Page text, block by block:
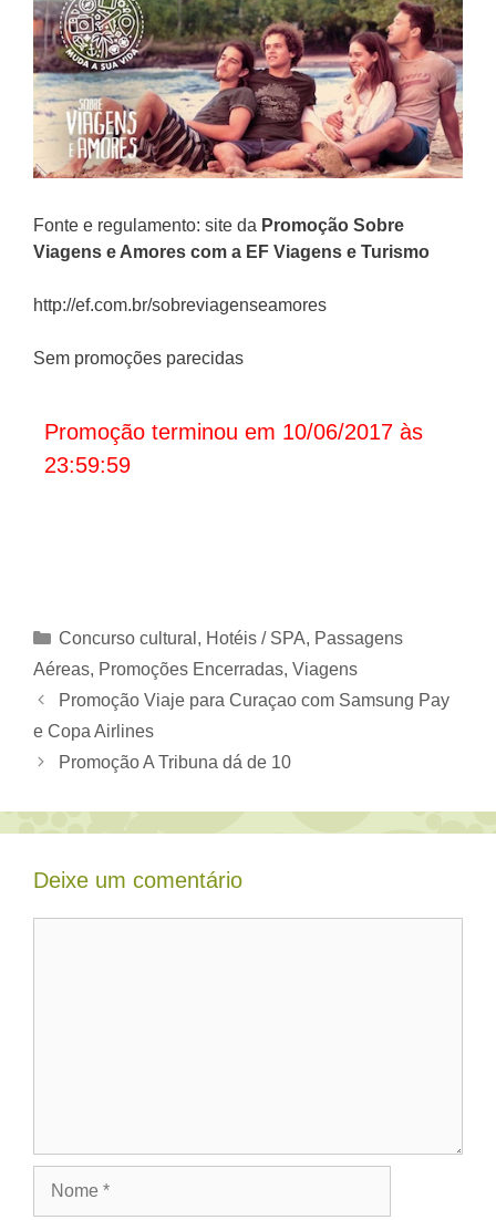
Fonte e regulamento: site da Promoção Sobre
Viagens e Amores com a EF Viagens e Turismo
http://ef.com.br/sobreviagenseamores
Sem promoções parecidas
Promoção terminou em 10/06/2017 às
23:59:59
Categorias
Concurso cultural , Hotéis / SPA, Passagens
Aéreas, Promoções Encerradas, Viagens
Promoção Viaje para Curaçao com Samsung Pay
e Copa Airlines
Promoção A Tribuna dá de 10
Deixe um comentário